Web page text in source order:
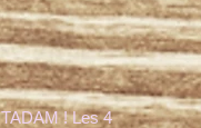
TADAM ! Les 4